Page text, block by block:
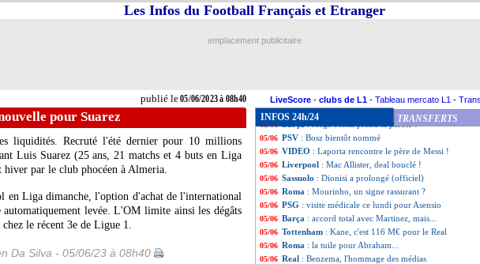
publié le05/06/2023 à 08h40
Les Infos du Football Français et Etranger
emplacement publicitaire
LiveScore - clubs de L1 - Tableau mercato L1 -
pour Suarez
liquidités. Recruté l'été dernier pour 10 millions
Luis Suarez(25 ans, 21 matchs et 4 buts en Liga
hiver par le club phocéen à Almeria.
en Liga dimanche, l'option d'achat de l'international
levée. L'OM limite ainsi les dégâts
le récent 3e de Ligue 1.
Da Silva - 05/06/23 à 08h40
INFOS 24h/24 TRANSFERTS
05/06 OM: Payet-Kolasinac, Longoria attend le coach
05/06 OM: le français, le message cash de Longoria
05/06 OM: Zidane et Galtier, Longoria esquive
05/06 Real: Fernandez aussi sur le départ ?
05/06 OM: Tudor, Beye a pris du plaisir
: Jorge Messi prend la parole !
05/06 PSV : Bosz bientôt nommé
05/06 VIDEO : Laporta rencontre le père de Messi !
05/06 Liverpool : Mac Allister, deal bouclé !
05/06 Sassuolo : Dionisi a prolongé (officiel)
05/06 Roma : Mourinho, un signe rassurant ?
05/06 PSG : visite médicale ce lundi pour Asensio
05/06 Barça : accord total avec Martinez, mais...
05/06 Tottenham : Kane, c'est 116 M€ pour le Real
05/06 Roma : la tuile pour Abraham...
05/06 Real : Benzema, l'hommage des médias